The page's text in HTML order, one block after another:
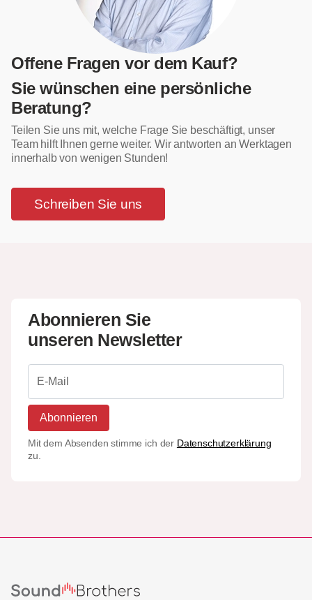
Offene Fragen vor dem Kauf?
Sie wünschen eine persönliche
Beratung?
Teilen Sie uns mit, welche Frage Sie beschäftigt, unser
Team hilft Ihnen gerne weiter. Wir antworten an Werktagen
innerhalb von wenigen Stunden!
Schreiben Sie uns
Abonnieren Sie
unseren Newsletter
Abonnieren
Mit dem Absenden stimme ich der Datenschutzerklärung
zu.